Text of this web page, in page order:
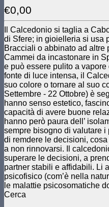
€0,00
Il Calcedonio si taglia a
di Sfere; in gioielleria si usa
Bracciali o abbinato ad altre
Cammei da incastonare in
e può essere pulito a
fonte di luce intensa, il
suo colore o tornare al suo
Settembre - 22 Ottobre) è
hanno senso estetico,
capacità di avere buone
hanno però paura dell’
sempre bisogno di valutare i
di remdere le decisioni,
a non rinnovarsi. Il
superare le decisioni, a
partner stabili e affidabili. Li
psicofisico (com’è nella
le malattie psicosomatiche
Cerca